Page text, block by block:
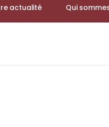
actualité Qui